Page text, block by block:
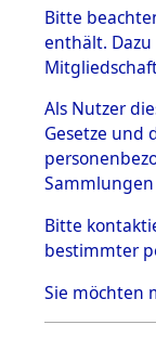
BESTÄNDE
1.
mente
5.
5.3
5.3.1
zu
en
5.3.2
Bitte
enthält.
Als Nutzer
Gesetze und
Bitte
bestimmter
Sie möchten